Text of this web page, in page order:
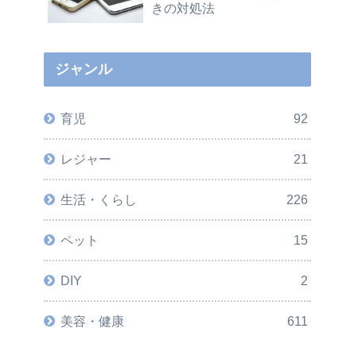
きの対処法
ジャンル
育児 92
レジャー 21
生活・くらし 226
ペット 15
DIY 2
美容・健康 611